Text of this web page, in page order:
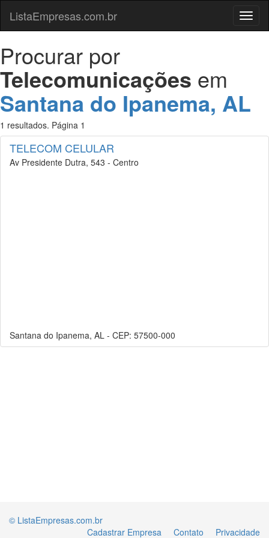
Menu
ListaEmpresas.com.br
Procurar por
Telecomunicações em
Santana do Ipanema, AL
1 resultados. Página 1
TELECOM CELULAR
Av Presidente Dutra, 543 - Centro
Santana do Ipanema, AL - CEP: 57500-000
© ListaEmpresas.com.br
Cadastrar Empresa
Contato Privacidade